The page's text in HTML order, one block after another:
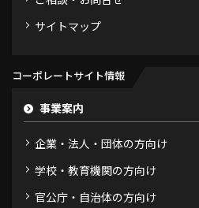
サイトマップ
コーポレートサイト情報
事業案内
企業・法人・団体の方向け
学校・教育機関の方向け
官公庁・自治体の方向け